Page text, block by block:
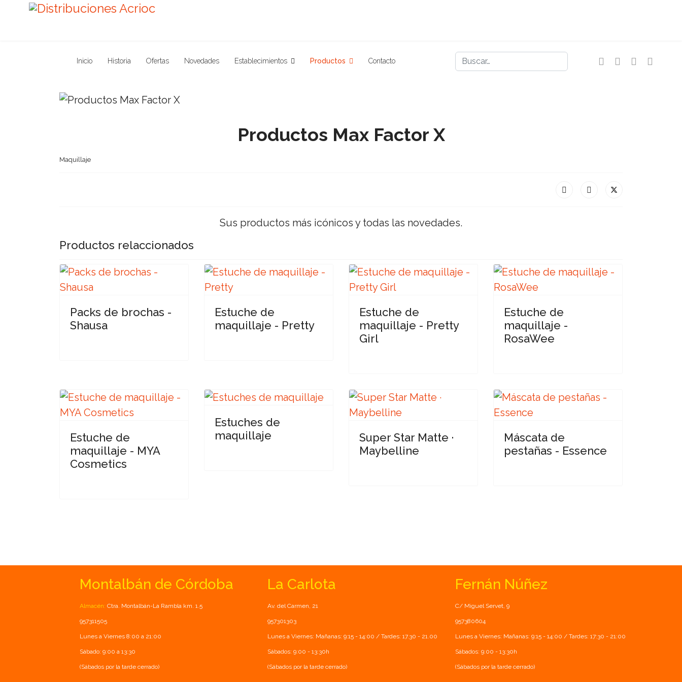
Inicio Historia Ofertas Novedades Establecimientos Productos Contacto Buscar
Productos Max Factor X
Maquillaje
Sus productos más icónicos y todas las novedades.
Productos relaccionados
Packs de brochas -
Shausa
Estuche de
maquillaje - Pretty
Estuche de
maquillaje - Pretty
Girl
Estuche de
maquillaje -
RosaWee
Estuche de
maquillaje - MYA
Cosmetics
Estuches de
maquillaje
Super Star Matte ·
Maybelline
Máscata de
pestañas - Essence
Montalbán de Córdoba
Almacén: Ctra. Montalbán-La Rambla km. 1.5
957311505
Lunes a Viernes 8:00 a 21:00
Sábado: 9:00 a 13:30
(Sábados por la tarde cerrado)
La Carlota
Av. del Carmen, 21
957301303
Lunes a Viernes: Mañanas: 9:15 - 14:00 / Tardes: 17.30 - 21.00
Sábados: 9:00 - 13:30h
(Sábados por la tarde cerrado)
Fernán Núñez
C/ Miguel Servet, 9
957380604
Lunes a Viernes: Mañanas: 9:15 - 14:00 / Tardes: 17:30 - 21:00
Sábados: 9:00 - 13:30h
(Sábados por la tarde cerrado)